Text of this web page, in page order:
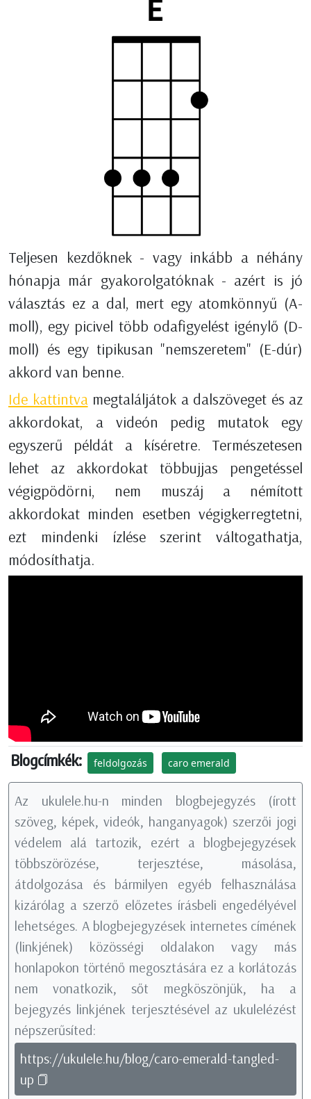
Teljesen kezdőknek - vagy inkább a néhány
hónapja már gyakorolgatóknak - azért is jó
választás ez a dal, mert egy atomkönnyű (A-
moll), egy picivel több odafigyelést igénylő (D-
moll) és egy tipikusan "nemszeretem" (E-dúr)
akkord van benne.
Ide kattintvamegtaláljátok a dalszöveget és az
akkordokat, a videón pedig mutatok egy
egyszerű példát a kíséretre. Természetesen
lehet az akkordokat többujjas pengetéssel
végigpödörni, nem muszáj a némított
akkordokat minden esetben végigkerregtetni,
ezt mindenki ízlése szerint váltogathatja,
módosíthatja.
Blogcímkék: feldolgozás caro emerald
Az ukulele.hu-n minden blogbejegyzés (írott
szöveg, képek, videók, hanganyagok) szerzői jogi
védelem alá tartozik, ezért a blogbejegyzések
többszörözése, terjesztése, másolása,
átdolgozása és bármilyen egyéb felhasználása
kizárólag a szerző előzetes írásbeli engedélyével
lehetséges. A blogbejegyzések internetes címének
(linkjének) közösségi oldalakon vagy más
honlapokon történő megosztására ez a korlátozás
nem vonatkozik, sőt megköszönjük, ha a
bejegyzés linkjének terjesztésével az ukulelézést
népszerűsíted:
https://ukulele.hu/blog/caro-emerald-tangled-
up